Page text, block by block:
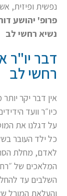
נפשית ופיזית,
פרופ' יהושע
נשיא רחשי לב
דבר יו"ר
רחשי לב
אין דבר יקר
כיו״ר וועד
על דגלנו את
כל ילד העובר
לאדם, מחלת
המלאכים של
השלבים עד
והעלאת המורל